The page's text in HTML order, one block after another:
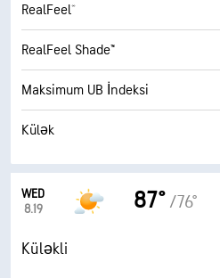
RealFeel®
RealFeel Shade™
Maksimum UB İndeksi
Külək
WED
8.19
87° /76°
Küləkli